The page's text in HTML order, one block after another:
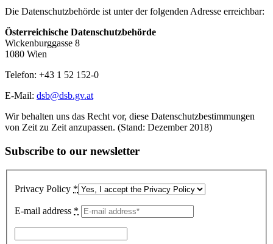
Die Datenschutzbehörde ist unter der folgenden Adresse erreichbar:
Österreichische Datenschutzbehörde
Wickenburggasse 8
1080 Wien
Telefon: +43 1 52 152-0
E-Mail: dsb@dsb.gv.at
Wir behalten uns das Recht vor, diese Datenschutzbestimmungen
von Zeit zu Zeit anzupassen. (Stand: Dezember 2018)
Subscribe to our newsletter
Privacy Policy *
E-mail address *